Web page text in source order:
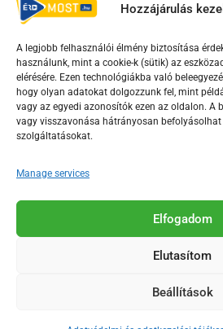
Hozzájárulás
A legjobb felhasználói élmény biztosítása
használunk, mint a cookie-k (sütik) az
elérésére. Ezen technológiákba való
hogy olyan adatokat dolgozzunk fel, mint
vagy az egyedi azonosítók ezen az oldalon. A
vagy visszavonása hátrányosan
szolgáltatásokat.
Manage services
Elfogadom
Elutasítom
Beállítások
Irányelvek
F
a
c
e
o
o
-
Y
o
u
t
b
e
s
r
T
i
k
Az Érd Média médiaszolgáltatási
Médiatanács a Magyar Média
2018-2026. © Minden jog fenntartva,